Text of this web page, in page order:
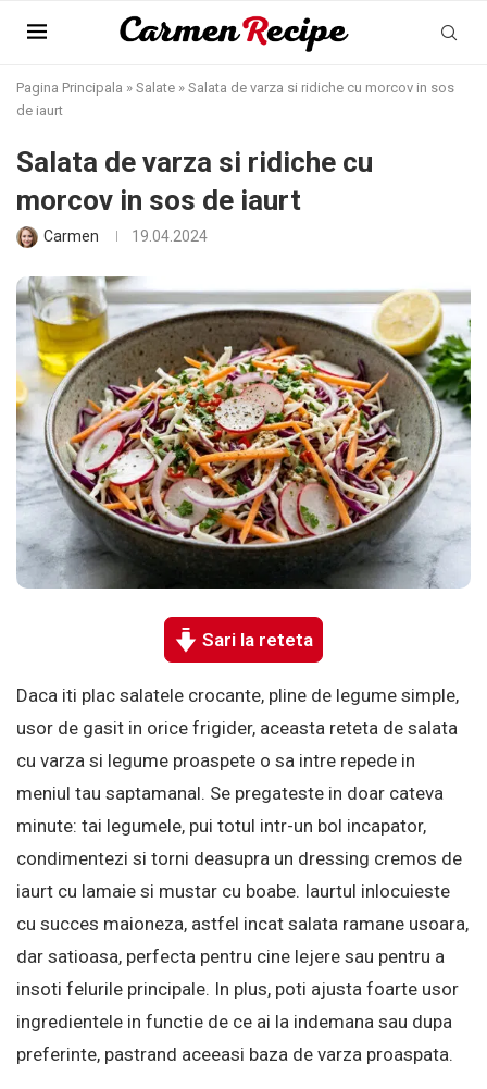
Pagina Principala » Salate » Salata de varza si ridiche cu morcov in sos
de iaurt
Salata de varza si ridiche cu
morcov in sos de iaurt
Carmen 19.04.2024
Sari la reteta
Daca iti plac salatele crocante, pline de legume simple,
usor de gasit in orice frigider, aceasta reteta de salata
cu varza si legume proaspete o sa intre repede in
meniul tau saptamanal. Se pregateste in doar cateva
minute: tai legumele, pui totul intr-un bol incapator,
condimentezi si torni deasupra un dressing cremos de
iaurt cu lamaie si mustar cu boabe. Iaurtul inlocuieste
cu succes maioneza, astfel incat salata ramane usoara,
dar satioasa, perfecta pentru cine lejere sau pentru a
insoti felurile principale. In plus, poti ajusta foarte usor
ingredientele in functie de ce ai la indemana sau dupa
preferinte, pastrand aceeasi baza de varza proaspata.